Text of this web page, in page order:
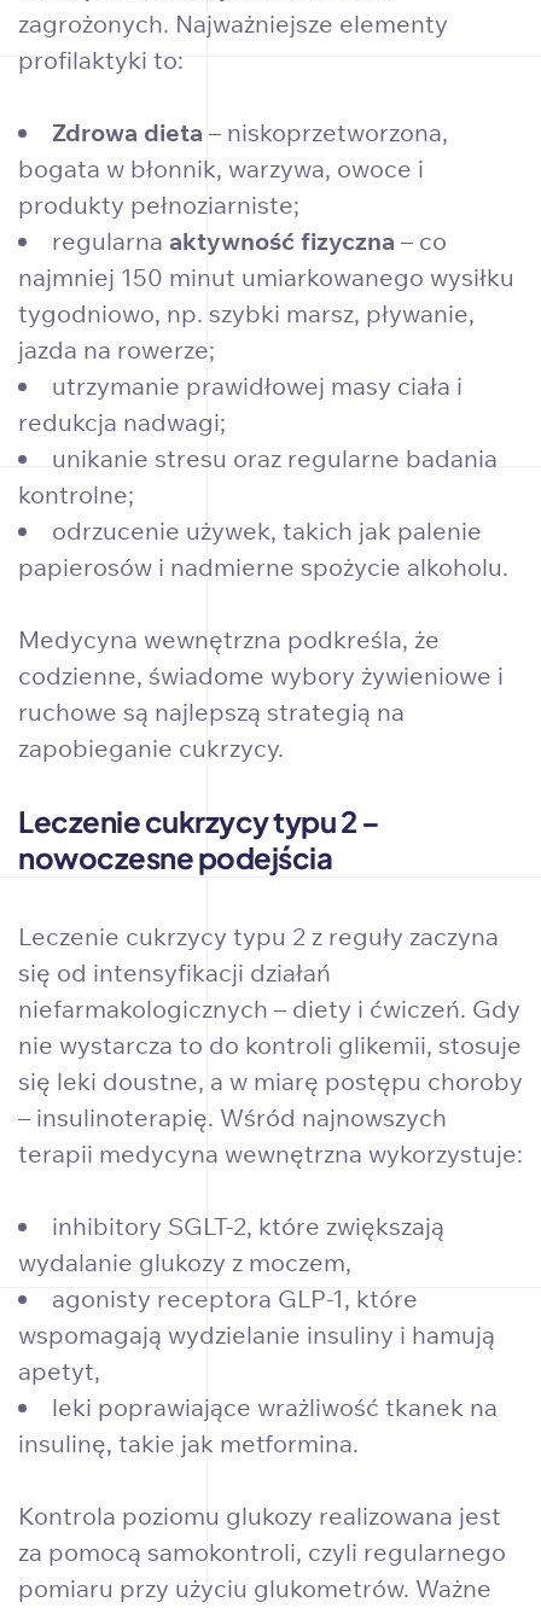
zagrożonych. Najważniejsze elementy
profilaktyki to:
Zdrowa dieta – niskoprzetworzona,
bogata w błonnik, warzywa, owoce i
produkty pełnoziarniste;
regularna aktywność fizyczna – co
najmniej 150 minut umiarkowanego wysiłku
tygodniowo, np. szybki marsz, pływanie,
jazda na rowerze;
utrzymanie prawidłowej masy ciała i
redukcja nadwagi;
unikanie stresu oraz regularne badania
kontrolne;
odrzucenie używek, takich jak palenie
papierosów i nadmierne spożycie alkoholu.
Medycyna wewnętrzna podkreśla, że
codzienne, świadome wybory żywieniowe i
ruchowe są najlepszą strategią na
zapobieganie cukrzycy.
Leczenie cukrzycy typu 2 –
nowoczesne podejścia
Leczenie cukrzycy typu 2 z reguły zaczyna
się od intensyfikacji działań
niefarmakologicznych – diety i ćwiczeń. Gdy
nie wystarcza to do kontroli glikemii, stosuje
się leki doustne, a w miarę postępu choroby
– insulinoterapię. Wśród najnowszych
terapii medycyna wewnętrzna wykorzystuje:
inhibitory SGLT-2, które zwiększają
wydalanie glukozy z moczem,
agonisty receptora GLP-1, które
wspomagają wydzielanie insuliny i hamują
apetyt,
leki poprawiające wrażliwość tkanek na
insulinę, takie jak metformina.
Kontrola poziomu glukozy realizowana jest
za pomocą samokontroli, czyli regularnego
pomiaru przy użyciu glukometrów. Ważne